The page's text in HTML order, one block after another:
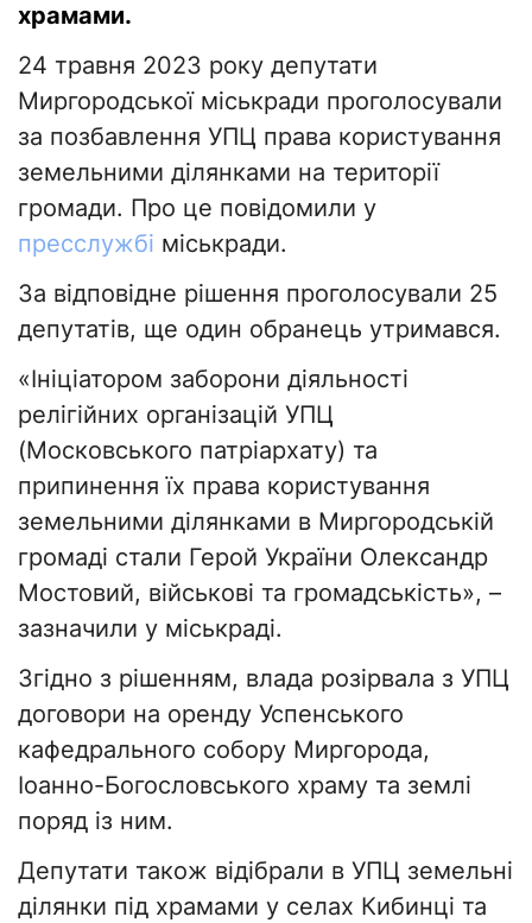
храмами.
24 травня 2023 року депутати
Миргородської міськради проголосували
за позбавлення УПЦ права користування
земельними ділянками на території
громади. Про це повідомили у
пресслужбі міськради.
За відповідне рішення проголосували 25
депутатів, ще один обранець утримався.
«Ініціатором заборони діяльності
релігійних організацій УПЦ
(Московського патріархату) та
припинення їх права користування
земельними ділянками в Миргородській
громаді стали Герой України Олександр
Мостовий, військові та громадськість», –
зазначили у міськраді.
Згідно з рішенням, влада розірвала з УПЦ
договори на оренду Успенського
кафедрального собору Миргорода,
Іоанно-Богословського храму та землі
поряд із ним.
Депутати також відібрали в УПЦ земельні
ділянки під храмами у селах Кибинці та